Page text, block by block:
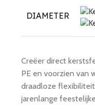
DIAMETER
Creëer direct
PE en voorzien van
draadloze
jarenlange